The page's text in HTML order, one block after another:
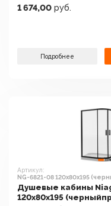
1 674,00 руб.
Подробнее
Артикул:
NG-6821-08 120x80x195
стекло)
Душевые кабины
120x80x195